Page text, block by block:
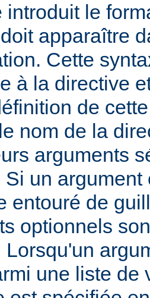
introduit le
apparaître
Cette
à la directive
de
nom de la
arguments
Si un
entouré de
optionnels
Lorsqu'un
une liste de